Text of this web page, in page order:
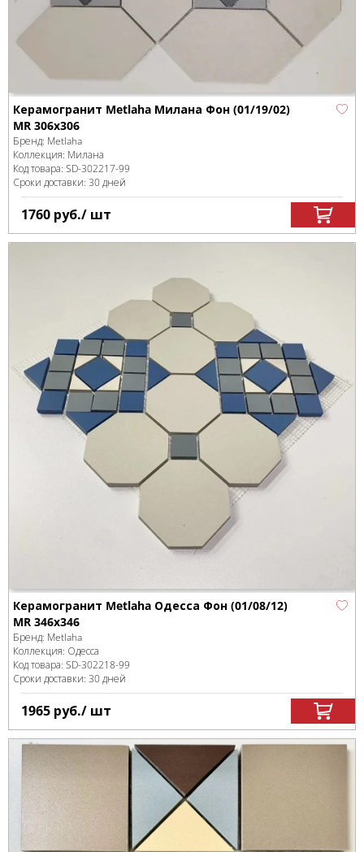
Керамогранит Metlaha Милана Фон (01/19/02)
MR 306х306
Бренд: Metlaha
Коллекция: Милана
Код товара: SD-302217-99
Сроки доставки: 30 дней
1760 руб./ шт
Керамогранит Metlaha Одесса Фон (01/08/12)
MR 346х346
Бренд: Metlaha
Коллекция: Одесса
Код товара: SD-302218-99
Сроки доставки: 30 дней
1965 руб./ шт